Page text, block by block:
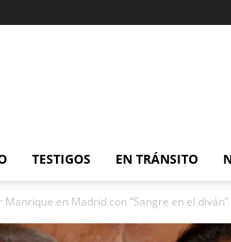
TESTIGOS EN TRÁNSITO
Manrique en Madrid con “Sangre en el diván”